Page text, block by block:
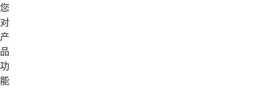
您
对
产
品
功
能